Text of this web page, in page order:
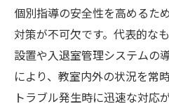
個別指導で保護者
安心できる個別指
失敗しない個別指導選
個別指導選びで失
法
個別指導の安全性を高めるた
対策が不可欠です。代表的な
設置や入退室管理システムの
により、教室内外の状況を常
トラブル発生時に迅速な対応